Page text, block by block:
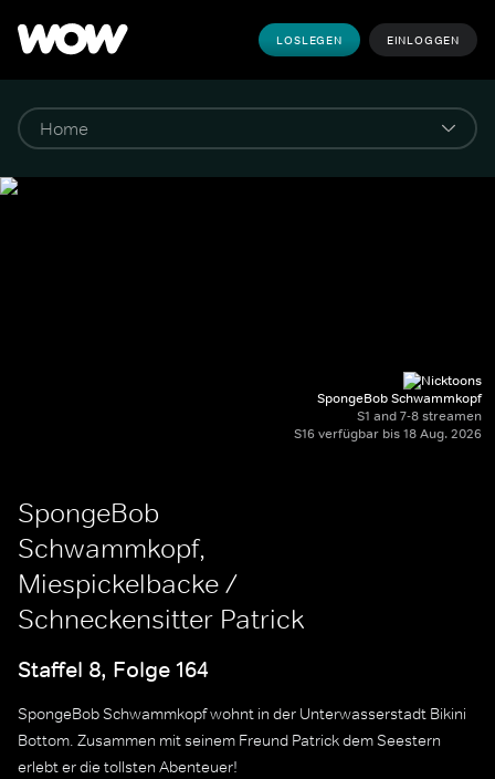
LOSLEGEN EINLOGGEN
SpongeBob Schwammkopf
S1 and 7-8 streamen
S16 verfügbar bis 18 Aug. 2026
SpongeBob
Schwammkopf,
Miespickelbacke /
Schneckensitter Patrick
Staffel 8, Folge 164
SpongeBob Schwammkopf wohnt in der Unterwasserstadt Bikini
Bottom. Zusammen mit seinem Freund Patrick dem Seestern
erlebt er die tollsten Abenteuer!